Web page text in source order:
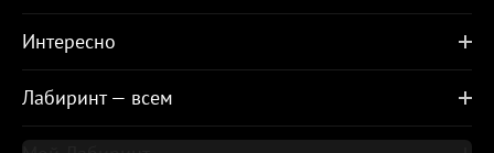
Интересно
Лабиринт — всем